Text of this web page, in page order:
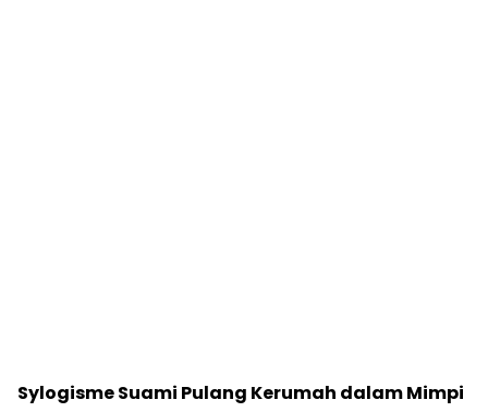
Sylogisme Suami Pulang Kerumah dalam Mimpi